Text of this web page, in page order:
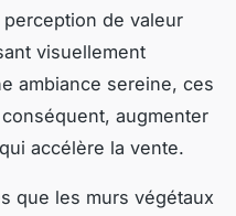
de valeur
visuellement
ambiance sereine, ces
augmenter
accélère la vente.
que les murs végétaux